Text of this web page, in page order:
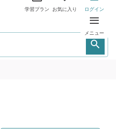
学習プラン お気に入り ログイン
メニュー